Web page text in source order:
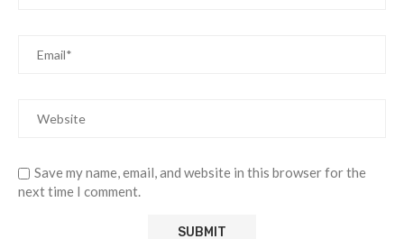
Save my name, email, and website in this browser for the
next time I comment.